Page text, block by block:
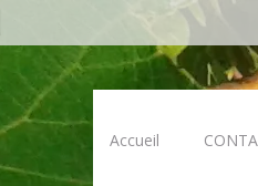
Skip
Accueil